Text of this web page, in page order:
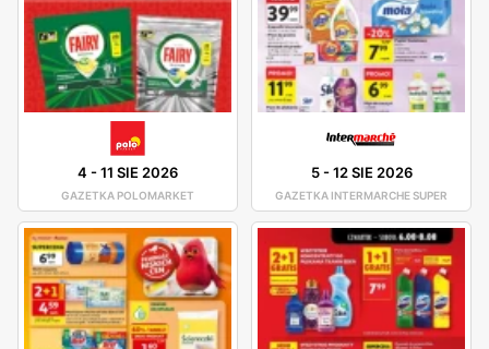
4 -11 SIE 2026
GAZETKA POLOMARKET
5-12 SIE 2026
GAZETKA INTERMARCHE SUPER